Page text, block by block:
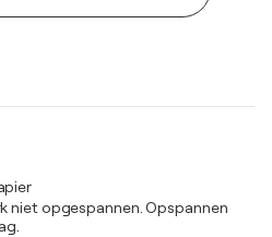
niet opgespannen. Opspannen